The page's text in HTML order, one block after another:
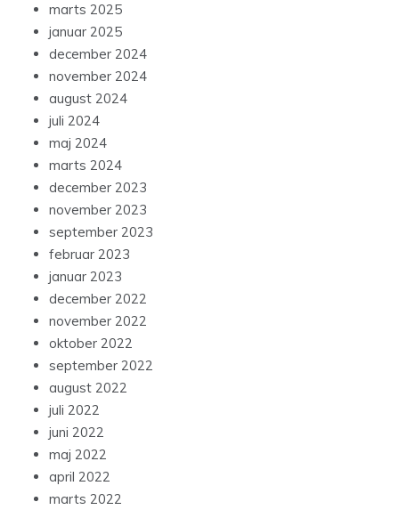
marts 2025
januar 2025
december 2024
november 2024
august 2024
juli 2024
maj 2024
marts 2024
december 2023
november 2023
september 2023
februar 2023
januar 2023
december 2022
november 2022
oktober 2022
september 2022
august 2022
juli 2022
juni 2022
maj 2022
april 2022
marts 2022